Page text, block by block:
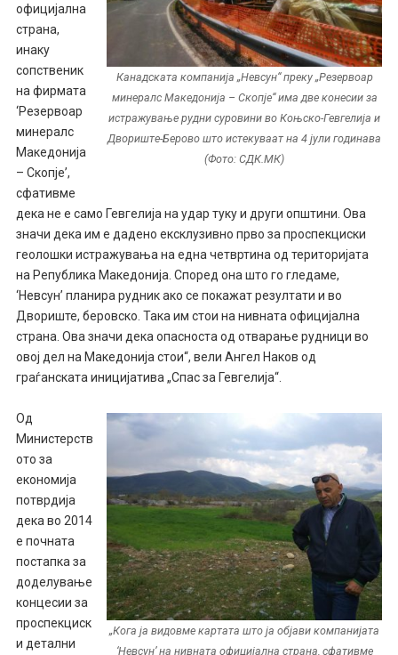
Канадската компанија „Невсун“ преку „Резервоар
минералс Македонија – Скопје“ има две конесии за
истражување рудни суровини во Коњско-Гевгелија и
Двориште-Берово што истекуваат на 4 јули годинава
(Фото: СДК.МК)
официјална
страна,
инаку
сопственик
на фирмата
‘Резервоар
минералс
Македонија
– Скопје’,
сфативме
дека не е само Гевгелија на удар туку и други општини. Ова
значи дека им е дадено ексклузивно прво за проспекциски
геолошки истражувања на една четвртина од територијата
на Република Македонија. Според она што го гледаме,
‘Невсун’ планира рудник ако се покажат резултати и во
Двориште, беровско. Така им стои на нивната официјална
страна. Ова значи дека опасноста од отварање рудници во
овој дел на Македонија стои“, вели Ангел Наков од
граѓанската иницијатива „Спас за Гевгелија“.
„Кога ја видовме картата што ја објави компанијата
‘Невсун’ на нивната официјална страна, сфативме
Од
Министерств
ото за
економија
потврдија
дека во 2014
е почната
постапка за
доделување
концесии за
проспекциск
и детални